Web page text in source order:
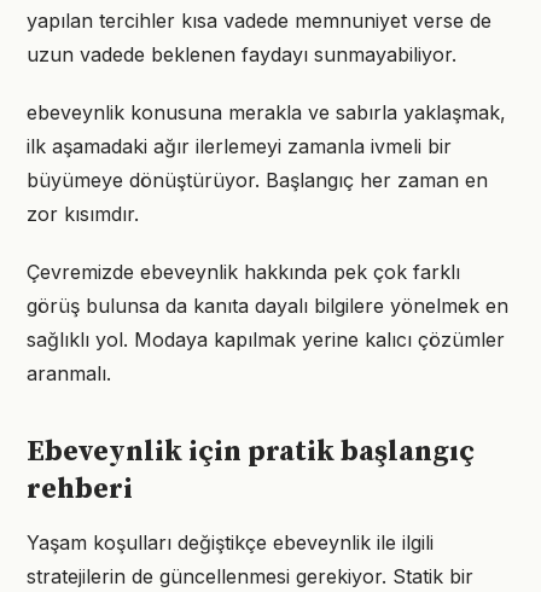
yapılan tercihler kısa vadede memnuniyet verse de
uzun vadede beklenen faydayı sunmayabiliyor.
ebeveynlik konusuna merakla ve sabırla yaklaşmak,
ilk aşamadaki ağır ilerlemeyi zamanla ivmeli bir
büyümeye dönüştürüyor. Başlangıç her zaman en
zor kısımdır.
Çevremizde ebeveynlik hakkında pek çok farklı
görüş bulunsa da kanıta dayalı bilgilere yönelmek en
sağlıklı yol. Modaya kapılmak yerine kalıcı çözümler
aranmalı.
Ebeveynlik için pratik başlangıç
rehberi
Yaşam koşulları değiştikçe ebeveynlik ile ilgili
stratejilerin de güncellenmesi gerekiyor. Statik bir